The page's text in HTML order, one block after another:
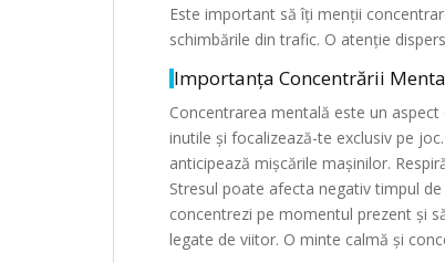
Este important să îți menții
schimbările din trafic. O atenție
Importanța Concentrării
Concentrarea mentală este un
inutile și focalizează-te exclusiv pe
anticipează mișcările mașinilor.
Stresul poate afecta negativ timpul
concentrezi pe momentul prezent și
legate de viitor. O minte calmă și